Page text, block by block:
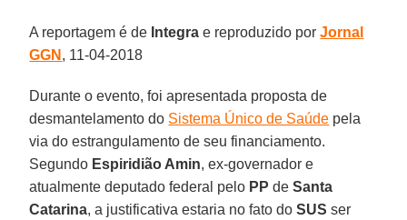
A reportagem é de Integra e reproduzido porJornal
GGN , 11-04-2018
Durante o evento, foi apresentada proposta de
desmantelamento do Sistema Único de Saúde pela
via do estrangulamento de seu financiamento.
Segundo Espiridião Amin, ex-governador e
atualmente deputado federal pelo PP deSanta
Catarina, a justificativa estaria no fato doSUS ser